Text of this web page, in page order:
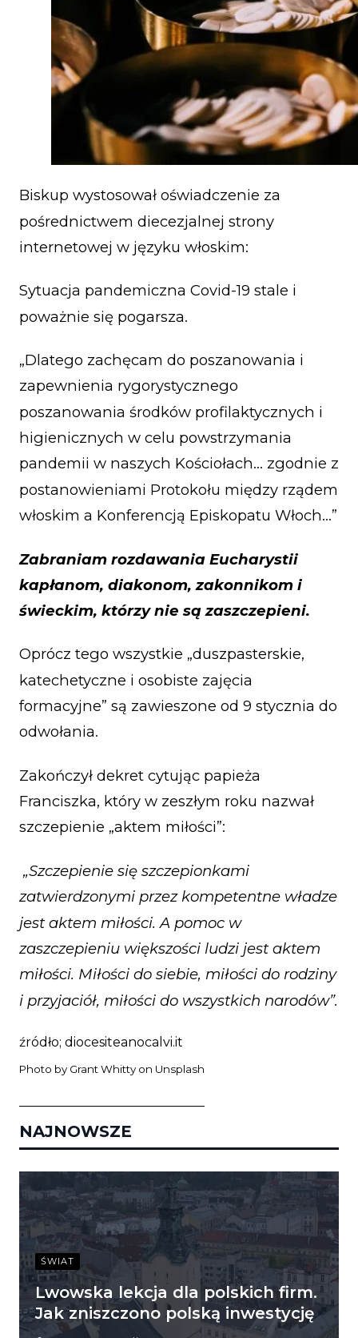
Biskup wystosował oświadczenie za
pośrednictwem diecezjalnej strony
internetowej w języku włoskim:
Sytuacja pandemiczna Covid-19 stale i
poważnie się pogarsza.
„Dlatego zachęcam do poszanowania i
zapewnienia rygorystycznego
poszanowania środków profilaktycznych i
higienicznych w celu powstrzymania
pandemii w naszych Kościołach… zgodnie z
postanowieniami Protokołu między rządem
włoskim a Konferencją Episkopatu Włoch…”
Zabraniam rozdawania Eucharystii
kapłanom, diakonom, zakonnikom i
świeckim, którzy nie są zaszczepieni.
Oprócz tego wszystkie „duszpasterskie,
katechetyczne i osobiste zajęcia
formacyjne” są zawieszone od 9 stycznia do
odwołania.
Zakończył dekret cytując papieża
Franciszka, który w zeszłym roku nazwał
szczepienie „aktem miłości”:
„Szczepienie się szczepionkami
zatwierdzonymi przez kompetentne władze
jest aktem miłości. A pomoc w
zaszczepieniu większości ludzi jest aktem
miłości. Miłości do siebie, miłości do rodziny
i przyjaciół, miłości do wszystkich narodów”.
źródło; diocesiteanocalvi.it
Photo by Grant Whitty on Unsplash
NAJNOWSZE
ŚWIAT
Lwowska lekcja dla polskich firm.
Jak zniszczono polską inwestycję